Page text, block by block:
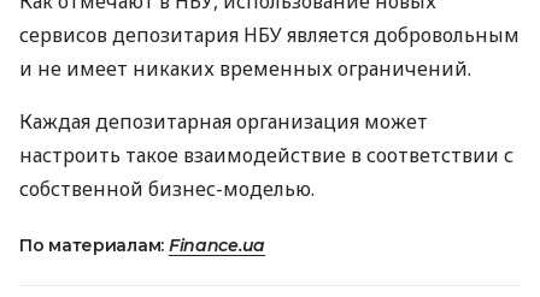
сервисов депозитария НБУявляется добровольным
и не имеет никаких временных ограничений.
Каждая депозитарная организация может
настроить такое взаимодействие в соответствии с
собственной бизнес-моделью.
По материалам: Finance.ua